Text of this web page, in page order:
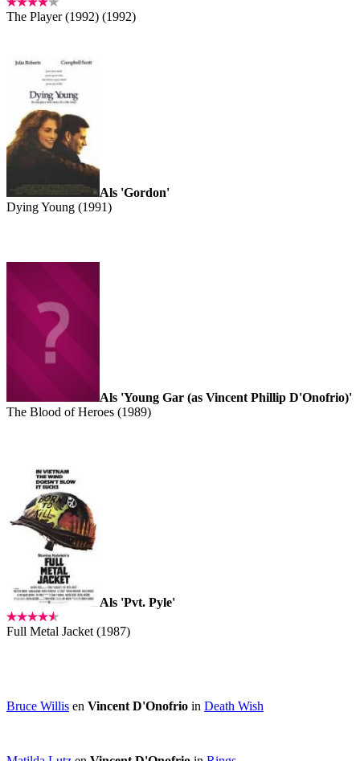
The Player (1992) (1992)
Als 'Gordon'
Dying Young (1991)
Als 'Young Gar (as Vincent Phillip D'Onofrio)'
The Blood of Heroes (1989)
Als 'Pvt. Pyle'
Full Metal Jacket (1987)
Bruce Willis en Vincent D'Onofrio in Death Wish